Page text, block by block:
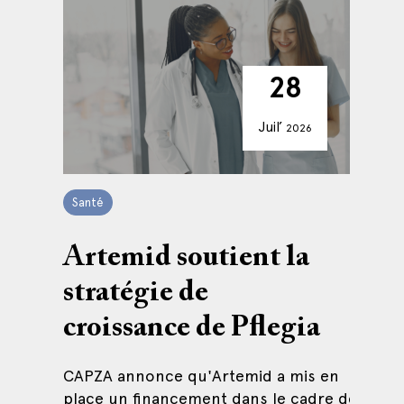
28
Juil’ 2026
Santé
Artemid soutient la
stratégie de
croissance de Pflegia
CAPZA annonce qu'Artemid a mis en
place un financement dans le cadre de
23
Juil’ 2026
Private Debt
CAPZA accompagne
Astorg dans son
acquisition de
Barkene
21
Juil’ 2026
Private Debt
CAPZA soutient
GO! Formations
GO! Formations refinance sa dette
17
Juil’ 2026
Artemid
CAPZA Transition
cède sa participation
dans Arlettie et
renouvelle son